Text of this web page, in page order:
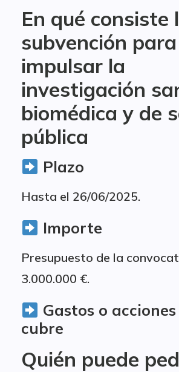
En qué consiste
subvención para
impulsar la
investigación
biomédica y de
pública
Plazo
Hasta el 26/06/2025.
Importe
Presupuesto de la
3.000.000 €.
Gastos o
cubre
Quién puede